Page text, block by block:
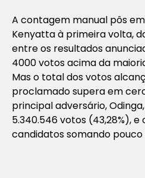
A contagem manual pôs
Kenyatta à primeira volta,
entre os resultados
4000 votos acima da
Mas o total dos votos
proclamado supera em
principal adversário,
5.340.546 votos (43,28%),
candidatos somando pouco